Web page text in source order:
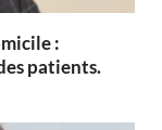
:
patients.